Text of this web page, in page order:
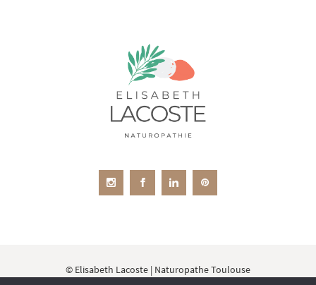
© Elisabeth Lacoste | Naturopathe Toulouse